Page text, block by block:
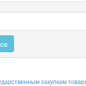
закупкам